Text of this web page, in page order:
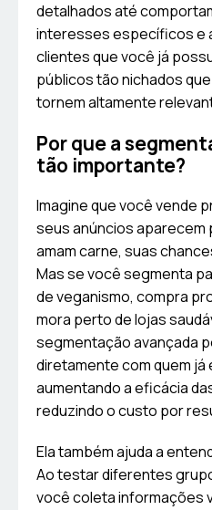
detalhados até
interesses específicos e
clientes que você já
públicos tão nichados
tornem altamente
Por que a
tão importante?
Imagine que você vende
seus anúncios aparecem
amam carne, suas
Mas se você segmenta
de veganismo, compra
mora perto de lojas
segmentação avançada
diretamente com quem
aumentando a eficácia
reduzindo o custo por
Ela também ajuda a
Ao testar diferentes
você coleta informações